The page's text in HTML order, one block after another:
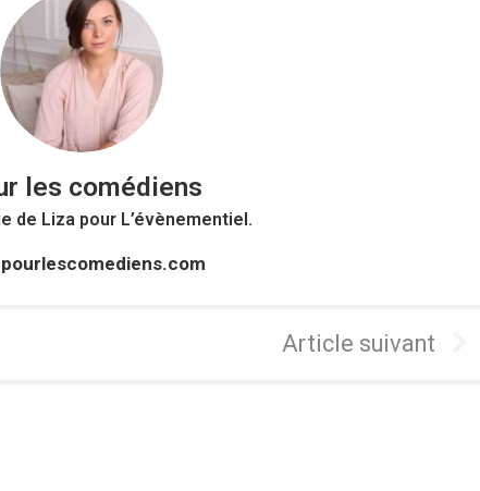
les comédiens
de Liza pour L’évènementiel.
Article suivant